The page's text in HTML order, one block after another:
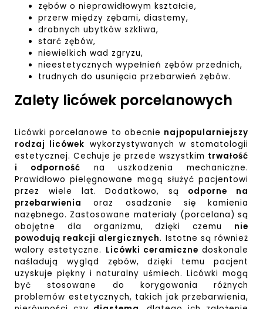
zębów o nieprawidłowym kształcie,
przerw między zębami, diastemy,
drobnych ubytków szkliwa,
starć zębów,
niewielkich wad zgryzu,
nieestetycznych wypełnień zębów przednich,
trudnych do usunięcia przebarwień zębów.
Zalety licówek porcelanowych
Licówki porcelanowe to obecnie najpopularniejszy
rodzaj licówek wykorzystywanych w stomatologii
estetycznej. Cechuje je przede wszystkim trwałość
i odporność na uszkodzenia mechaniczne.
Prawidłowo pielęgnowane mogą służyć pacjentowi
przez wiele lat. Dodatkowo, są odporne na
przebarwienia
oraz osadzanie się kamienia
nazębnego. Zastosowane materiały (porcelana) są
obojętne dla organizmu, dzięki czemu nie
powodują reakcji alergicznych. Istotne są również
walory estetyczne. Licówki ceramiczne doskonale
naśladują wygląd zębów, dzięki temu pacjent
uzyskuje piękny i naturalny uśmiech. Licówki mogą
być stosowane do korygowania różnych
problemów estetycznych, takich jak przebarwienia,